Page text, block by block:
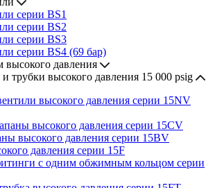
серии BS1
серии BS2
серии BS3
серии BS4 (69 бар)
высокого давления
трубки высокого давления 15 000 psig
высокого давления серии 15NV
высокого давления серии 15CV
высокого давления серии 15BV
давления серии 15F
с одним обжимным кольцом серии